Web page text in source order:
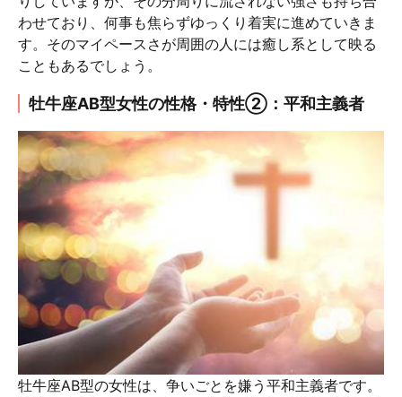
わせており、何事も焦らずゆっくり着実に進めていきま
す。そのマイペースさが周囲の人には癒し系として映る
こともあるでしょう。
牡牛座AB型女性の性格・特性②：平和主義者
牡牛座AB型の女性は、争いごとを嫌う平和主義者です。